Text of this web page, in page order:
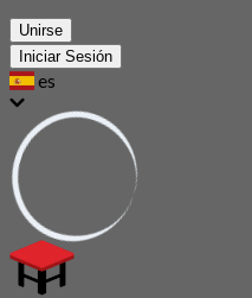
Unirse
Iniciar Sesión
es